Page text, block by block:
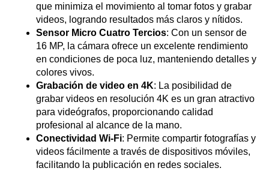
que minimiza el movimiento al tomar fotos y grabar
videos, logrando resultados más claros y nítidos.
Sensor Micro Cuatro Tercios: Con un sensor de
16 MP, la cámara ofrece un excelente rendimiento
en condiciones de poca luz, manteniendo detalles y
colores vivos.
Grabación de video en 4K: La posibilidad de
grabar videos en resolución 4K es un gran atractivo
para videógrafos, proporcionando calidad
profesional al alcance de la mano.
Conectividad Wi-Fi: Permite compartir fotografías y
videos fácilmente a través de dispositivos móviles,
facilitando la publicación en redes sociales.